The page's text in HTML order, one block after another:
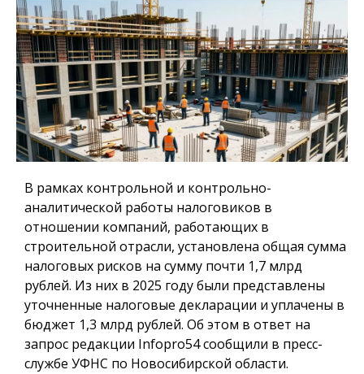
В рамках контрольной и контрольно-
аналитической работы налоговиков в
отношении компаний, работающих в
строительной отрасли, установлена общая сумма
налоговых рисков на сумму почти 1,7 млрд
рублей. Из них в 2025 году были представлены
уточненные налоговые декларации и уплачены в
бюджет 1,3 млрд рублей. Об этом в ответ на
запрос редакции Infopro54 сообщили в пресс-
службе УФНС по Новосибирской области.